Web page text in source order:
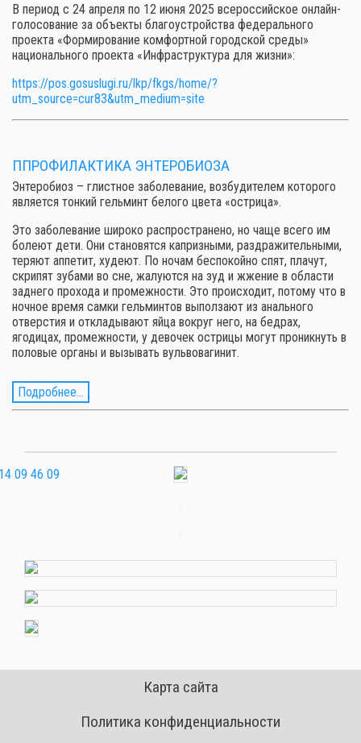
В период с 24 апреля по 12 июня 2025 всероссийское онлайн-
голосование за объекты благоустройства федерального
проекта «Формирование комфортной городской среды»
национального проекта «Инфраструктура для жизни»:
https://pos.gosuslugi.ru/lkp/fkgs/home/?
utm_source=cur83&utm_medium=site
ППРОФИЛАКТИКА ЭНТЕРОБИОЗА
Энтеробиоз – глистное заболевание, возбудителем которого
является тонкий гельминт белого цвета «острица».
Это заболевание широко распространено, но чаще всего им
болеют дети. Они становятся капризными, раздражительными,
теряют аппетит, худеют. По ночам беспокойно спят, плачут,
скрипят зубами во сне, жалуются на зуд и жжение в области
заднего прохода и промежности. Это происходит, потому что в
ночное время самки гельминтов выползают из анального
отверстия и откладывают яйца вокруг него, на бедрах,
ягодицах, промежности, у девочек острицы могут проникнуть в
половые органы и вызывать вульвовагинит.
Подробнее...
Карта сайта
Политика конфиденциальности